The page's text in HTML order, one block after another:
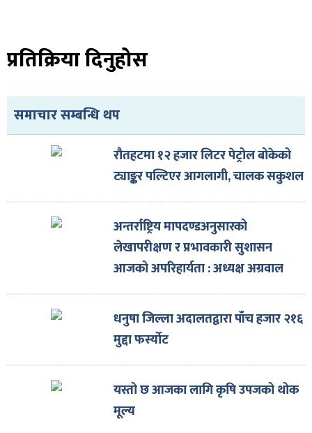
प्रतिक्रिया दिनुहोस
समाचार सम्बन्धि थप
रौतहटमा १२ हजार लिटर पेट्रोल बोकेको
ट्याङ्कर पल्टिएर आगलागी, चालक सकुशल
अन्तर्राष्ट्रिय मापदण्डअनुसारको
लेखापरीक्षण र प्रभावकारी सुशासन
आजको अपरिहार्यता : अध्यक्ष अग्रवाल
धनुषा जिल्ला अदालतद्वारा पाँच हजार २१६
मुद्दा फर्स्योट
यस्तो छ आजका लागि कृषि उपजको थोक
मूल्य